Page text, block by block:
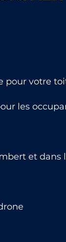
pour votre
les
et dans